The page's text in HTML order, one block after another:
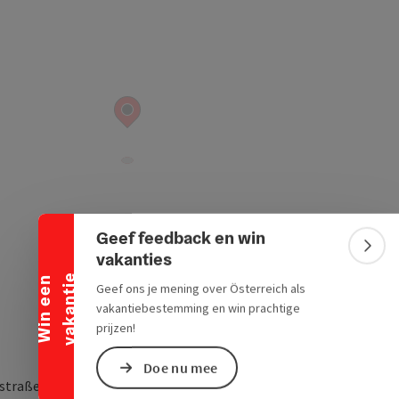
W
i
n
e
e
n
v
a
k
a
n
t
ie
Banner inklappen
Geef feedback en win
vakanties
Geef ons je mening over Österreich als
vakantiebestemming en win prachtige
prijzen!
Doe nu mee
31